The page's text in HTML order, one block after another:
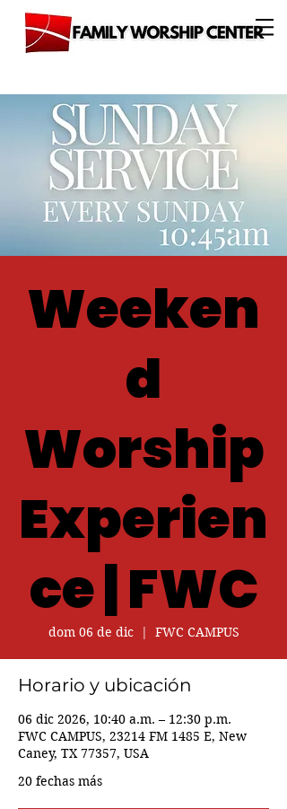
Weeken
d
Worship
Experien
ce | FWC
dom 06 de dic
  |
FWC CAMPUS
Horario y ubicación
06 dic 2026, 10:40 a.m. – 12:30 p.m.
FWC CAMPUS, 23214 FM 1485 E, New
Caney, TX 77357, USA
20 fechas más